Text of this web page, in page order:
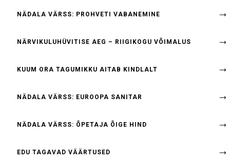
NÄDALA VÄRSS: PROHVETI VABANEMINE
NÄRVIKULUHÜVITISE AEG – RIIGIKOGU VÕIMALUS
KUUM ORA TAGUMIKKU AITAB KINDLALT
NÄDALA VÄRSS: EUROOPA SANITAR
NÄDALA VÄRSS: ÕPETAJA ÕIGE HIND
EDU TAGAVAD VÄÄRTUSED